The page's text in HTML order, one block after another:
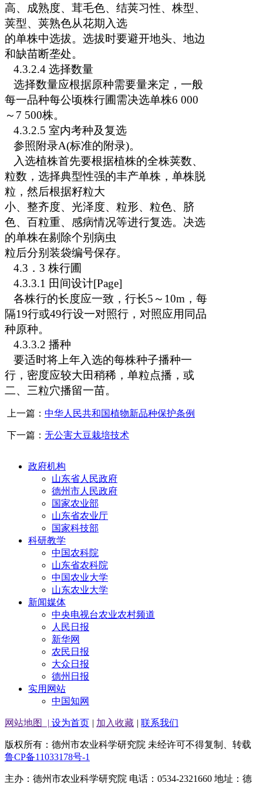
高、成熟度、茸毛色、结荚习性、株型、
荚型、荚熟色从花期入选
的单株中选拔。选拔时要避开地头、地边
和缺苗断垄处。
4.3.2.4 选择数量
选择数量应根据原种需要量来定，一般
每一品种每公顷株行圃需决选单株6 000
～ 7 500株。
4.3.2.5 室内考种及复选
参照附录A(标准的附录)。
入选植株首先要根据植株的全株荚数、
粒数，选择典型性强的丰产单株，单株脱
粒，然后根据籽粒大
小、整齐度、光泽度、粒形、粒色、脐
色、百粒重、感病情况等进行复选。决选
的单株在剔除个别病虫
粒后分别装袋编号保存。
4.3 ． 3 株行圃
4.3.3.1 田间设计[Page]
各株行的长度应一致，行长5 ～ 10m ，每
隔19行或49行设一对照行，对照应用同品
种原种。
4.3.3.2 播种
要适时将上年入选的每株种子播种一
行，密度应较大田稍稀，单粒点播，或
二、三粒穴播留一苗。
上一篇： 中华人民共和国植物新品种保护条例
下一篇： 无公害大豆栽培技术
政府机构
山东省人民政府
德州市人民政府
国家农业部
山东省农业厅
国家科技部
科研教学
中国农科院
山东省农科院
中国农业大学
山东农业大学
新闻媒体
中央电视台农业农村频道
人民日报
新华网
农民日报
大众日报
德州日报
实用网站
中国知网
网站地图 | 设为首页 | 加入收藏 | 联系我们
版权所有：德州市农业科学研究院 未经许可不得复制、转载
鲁CP备11033178号-1
主办：德州市农业科学研究院 电话：0534-2321660 地址：德